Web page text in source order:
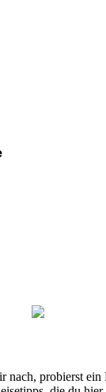
nach, probierst ein